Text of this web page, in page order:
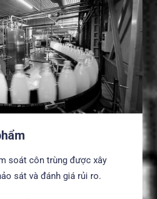
soát côn trùng được xây
sát và đánh giá rủi ro.